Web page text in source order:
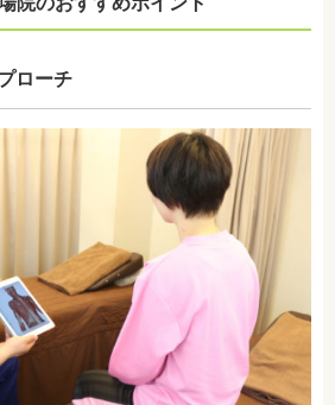
ローチ